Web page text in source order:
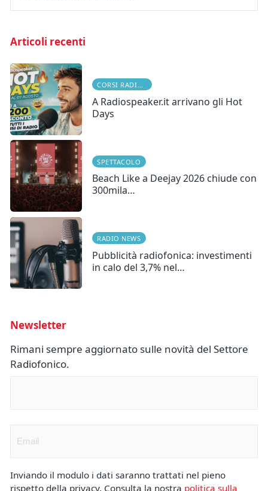
Articoli recenti
CORSI RADIOFONICI
A Radiospeaker.it arrivano gli Hot
Days
SPETTACOLO
Beach Like a Deejay 2026 chiude con
300mila…
RADIO NEWS
Pubblicità radiofonica: investimenti
in calo del 3,7% nel…
Newsletter
Rimani sempre aggiornato sulle novità del Settore
Radiofonico.
(Obbligatorio)
Inviando il modulo i dati saranno trattati nel pieno
rispetto della privacy. Consulta la nostra politica sulla